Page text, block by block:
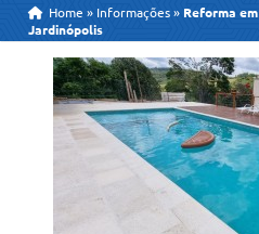
Home » Informações » Reforma
Jardinópolis